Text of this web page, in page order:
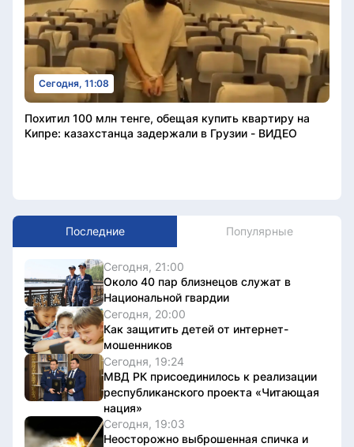
Сегодня, 11:08
Похитил 100 млн тенге, обещая купить квартиру на
Кипре: казахстанца задержали в Грузии - ВИДЕО
Последние Популярные
Сегодня, 21:00
Около 40 пар близнецов служат в
Национальной гвардии
Сегодня, 20:00
Как защитить детей от интернет-
мошенников
Сегодня, 19:24
МВД РК присоединилось к реализации
республиканского проекта «Читающая
нация»
Сегодня, 19:03
Неосторожно выброшенная спичка и